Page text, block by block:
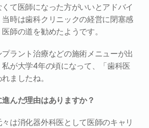
て医師になった方がいいとアドバイ
時は歯科クリニックの経営に閉塞感
師の道を勧めたようです。
ラント治療などの施術メニューが出
が大学4年の頃になって、「歯科医
ましたね。
んだ理由はありますか？
は消化器外科医として医師のキャリ